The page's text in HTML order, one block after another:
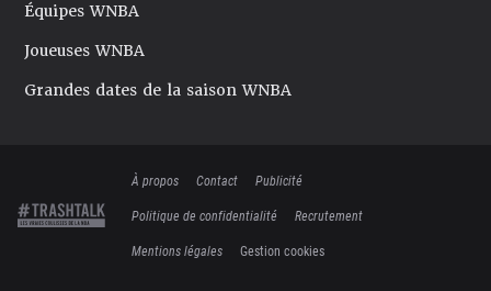
Équipes WNBA
Joueuses WNBA
Grandes dates de la saison WNBA
À propos Contact
Publicité
Politique de confidentialité
Recrutement
Mentions légales
Gestion cookies